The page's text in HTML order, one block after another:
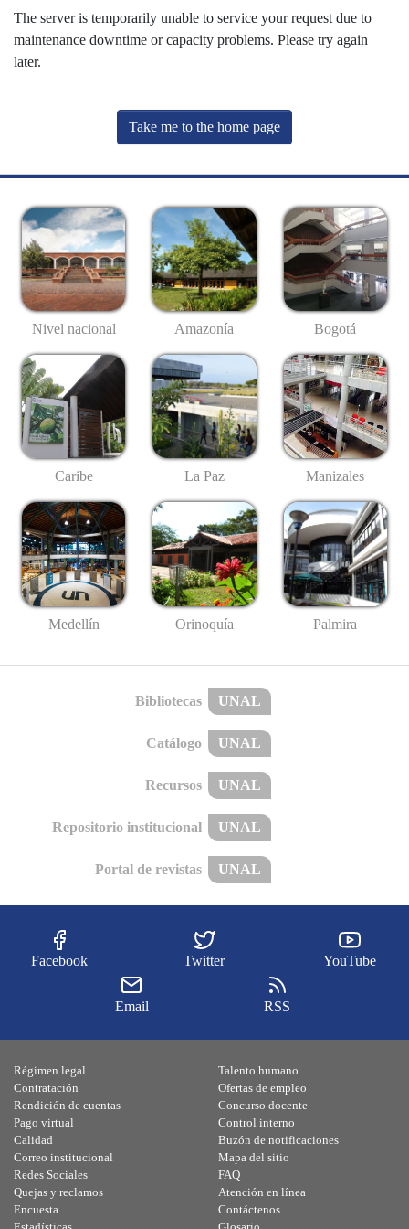
The server is temporarily unable to service your request due to
maintenance downtime or capacity problems. Please try again
later.
Take me to the home page
Nivel nacional Amazonía Bogotá
Caribe La Paz Manizales
Medellín Orinoquía Palmira
Bibliotecas UNAL
Catálogo UNAL
Recursos UNAL
Repositorio institucional UNAL
Portal de revistas UNAL
Facebook Twitter YouTube
Email RSS
Régimen legal
Contratación
Rendición de cuentas
Pago virtual
Calidad
Talento humano
Ofertas de empleo
Concurso docente
Control interno
Buzón de notificaciones
Correo institucional
Redes Sociales
Quejas y reclamos
Encuesta
Mapa del sitio
FAQ
Atención en línea
Contáctenos